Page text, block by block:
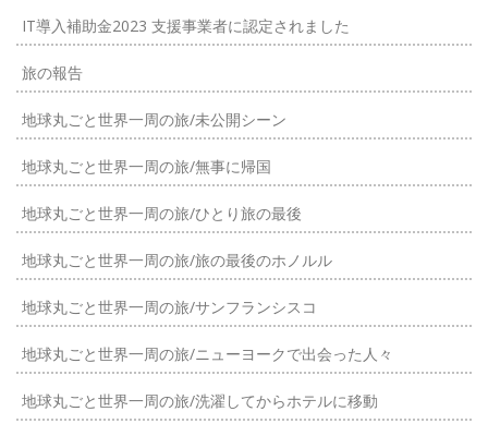
IT導入補助金2023 支援事業者に認定されました
旅の報告
地球丸ごと世界一周の旅/未公開シーン
地球丸ごと世界一周の旅/無事に帰国
地球丸ごと世界一周の旅/ひとり旅の最後
地球丸ごと世界一周の旅/旅の最後のホノルル
地球丸ごと世界一周の旅/サンフランシスコ
地球丸ごと世界一周の旅/ニューヨークで出会った人々
地球丸ごと世界一周の旅/洗濯してからホテルに移動